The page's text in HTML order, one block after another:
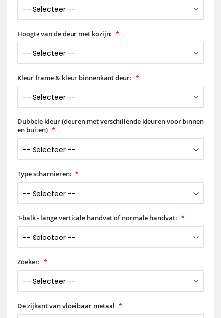
Hoogte van de deur met kozijn:
Kleur frame & kleur binnenkant deur:
Dubbele kleur (deuren met verschillende kleuren voor binnen
en buiten)
Type scharnieren:
T-balk - lange verticale handvat of normale handvat:
Zoeker:
De zijkant van vloeibaar metaal